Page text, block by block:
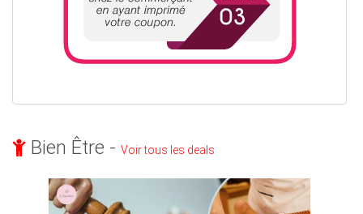
Bien Être - Voir tous les deals